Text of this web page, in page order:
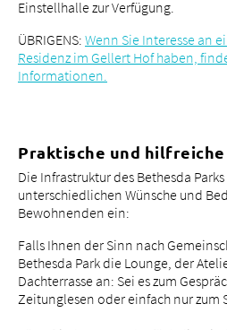
Einstellhalle zur Verfügung.
ÜBRIGENS: Wenn Sie Interesse an
Residenz im Gellert Hof haben,
Informationen.
Praktische und
Die Infrastruktur des Bethesda
unterschiedlichen Wünsche und
Bewohnenden ein:
Falls Ihnen der Sinn nach
Bethesda Park die Lounge, der
Dachterrasse an: Sei es zum
Zeitunglesen oder einfach nur zum